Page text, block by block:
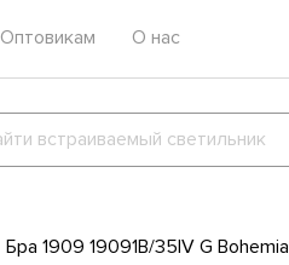
Оптовикам О нас
Бра 1909 19091B/35IV G Bohemia